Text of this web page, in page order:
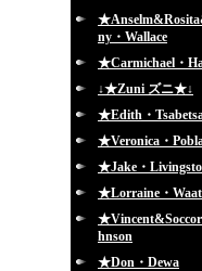
ny・Wallace
★Carmichael・
↓★Zuni ズニ★↓
★Edith・
★Veronica・
★Jake・
★Lorraine・
hnson
★Don・Dewa